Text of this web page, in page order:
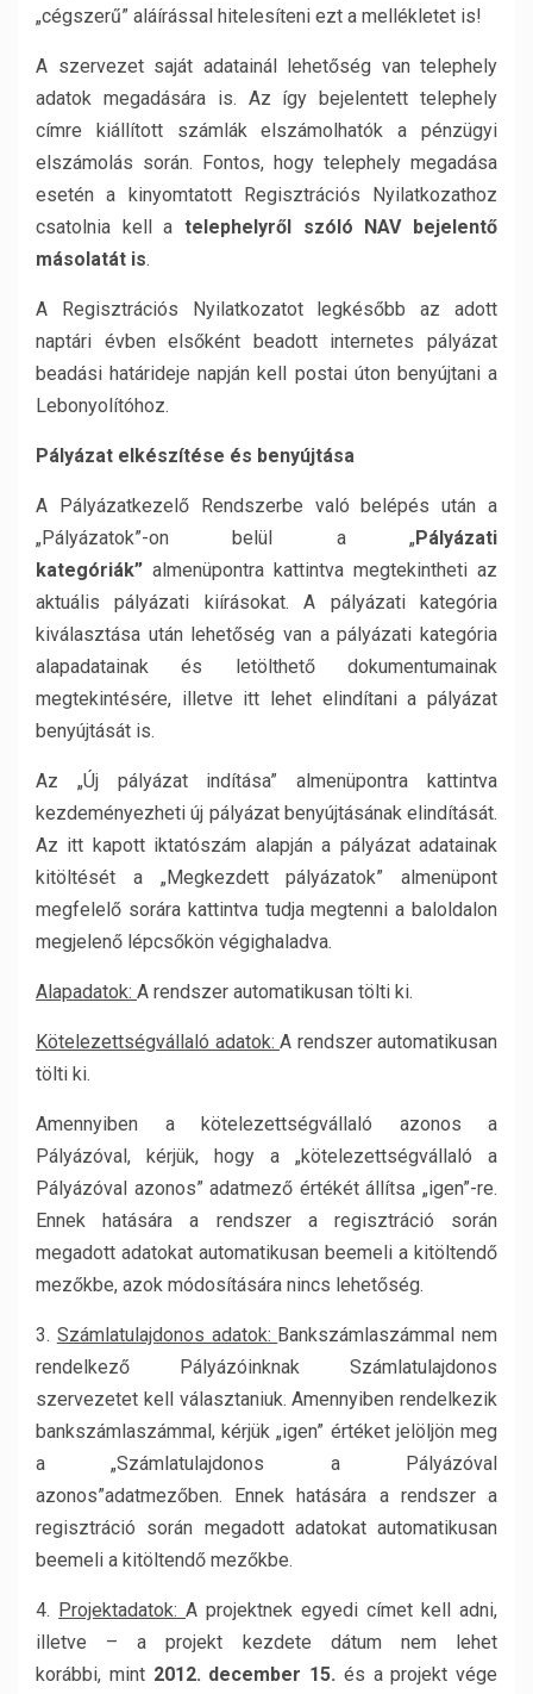
„cégszerű” aláírással hitelesíteni ezt a mellékletet is!
A szervezet saját adatainál lehetőség van telephely
adatok megadására is. Az így bejelentett telephely
címre kiállított számlák elszámolhatók a pénzügyi
elszámolás során. Fontos, hogy telephely megadása
esetén a kinyomtatott Regisztrációs Nyilatkozathoz
csatolnia kell a telephelyről szóló NAV bejelentő
másolatát is.
A Regisztrációs Nyilatkozatot legkésőbb az adott
naptári évben elsőként beadott internetes pályázat
beadási határideje napján kell postai úton benyújtani a
Lebonyolítóhoz.
Pályázat elkészítése és benyújtása
A Pályázatkezelő Rendszerbe való belépés után a
„Pályázatok”-on belül a „Pályázati
kategóriák” almenüpontra kattintva megtekintheti az
aktuális pályázati kiírásokat. A pályázati kategória
kiválasztása után lehetőség van a pályázati kategória
alapadatainak és letölthető dokumentumainak
megtekintésére, illetve itt lehet elindítani a pályázat
benyújtását is.
Az „Új pályázat indítása” almenüpontra kattintva
kezdeményezheti új pályázat benyújtásának elindítását.
Az itt kapott iktatószám alapján a pályázat adatainak
kitöltését a „Megkezdett pályázatok” almenüpont
megfelelő sorára kattintva tudja megtenni a baloldalon
megjelenő lépcsőkön végighaladva.
Alapadatok: A rendszer automatikusan tölti ki.
Kötelezettségvállaló adatok: A rendszer automatikusan
tölti ki.
Amennyiben a kötelezettségvállaló azonos a
Pályázóval, kérjük, hogy a „kötelezettségvállaló a
Pályázóval azonos” adatmező értékét állítsa „igen”-re.
Ennek hatására a rendszer a regisztráció során
megadott adatokat automatikusan beemeli a kitöltendő
mezőkbe, azok módosítására nincs lehetőség.
3. Számlatulajdonos adatok: Bankszámlaszámmal nem
rendelkező Pályázóinknak Számlatulajdonos
szervezetet kell választaniuk. Amennyiben rendelkezik
bankszámlaszámmal, kérjük „igen” értéket jelöljön meg
a „Számlatulajdonos a Pályázóval
azonos”adatmezőben. Ennek hatására a rendszer a
regisztráció során megadott adatokat automatikusan
beemeli a kitöltendő mezőkbe.
4. Projektadatok: A projektnek egyedi címet kell adni,
illetve – a projekt kezdete dátum nem lehet
korábbi, mint 2012. december 15. és a projekt vége